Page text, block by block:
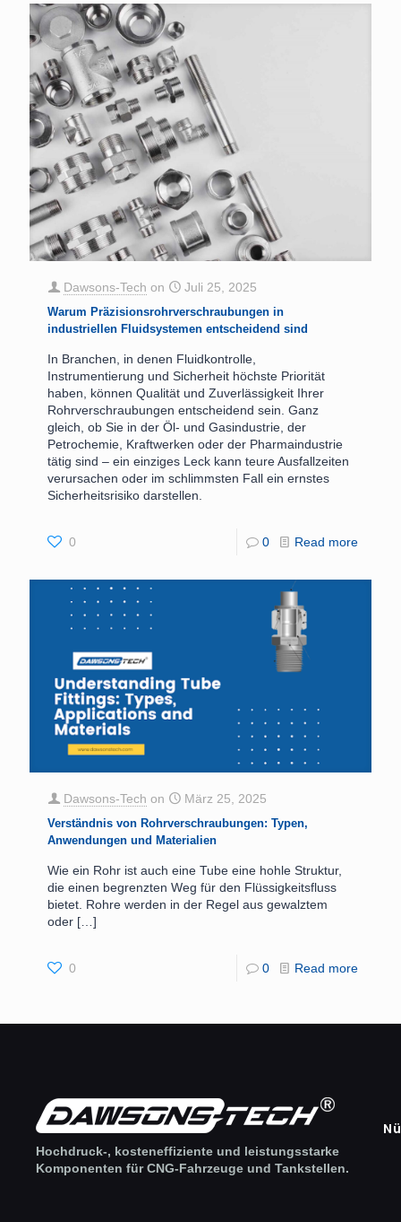
Dawsons-Tech on Juli 25, 2025
Warum Präzisionsrohrverschraubungen in
industriellen Fluidsystemen entscheidend sind
In Branchen, in denen Fluidkontrolle,
Instrumentierung und Sicherheit höchste Priorität
haben, können Qualität und Zuverlässigkeit Ihrer
Rohrverschraubungen entscheidend sein. Ganz
gleich, ob Sie in der Öl- und Gasindustrie, der
Petrochemie, Kraftwerken oder der Pharmaindustrie
tätig sind – ein einziges Leck kann teure Ausfallzeiten
verursachen oder im schlimmsten Fall ein ernstes
Sicherheitsrisiko darstellen.
0 0 Read more
Dawsons-Tech on März 25, 2025
Verständnis von Rohrverschraubungen: Typen,
Anwendungen und Materialien
Wie ein Rohr ist auch eine Tube eine hohle Struktur,
die einen begrenzten Weg für den Flüssigkeitsfluss
bietet. Rohre werden in der Regel aus gewalztem
oder […]
0 0 Read more
Hochdruck-, kosteneffiziente und leistungsstarke
Komponenten für CNG-Fahrzeuge und Tankstellen.